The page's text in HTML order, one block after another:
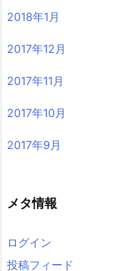
2018年1月
2017年12月
2017年11月
2017年10月
2017年9月
メタ情報
ログイン
投稿フィード